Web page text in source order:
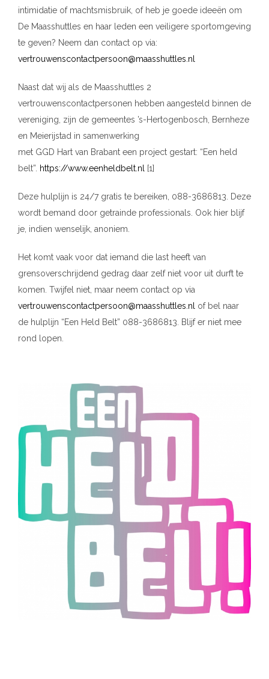
intimidatie of machtsmisbruik, of heb je goede ideeën om
De Maasshuttles en haar leden een veiligere sportomgeving
te geven? Neem dan contact op via:
vertrouwenscontactpersoon@maasshuttles.nl
Naast dat wij als de Maasshuttles 2
vertrouwenscontactpersonen hebben aangesteld binnen de
vereniging, zijn de gemeentes ’s-Hertogenbosch, Bernheze
en Meierijstad in samenwerking
met GGD Hart van Brabant een project gestart: “Een held
belt”. https://www.eenheldbelt.nl [1]
Deze hulplijn is 24/7 gratis te bereiken, 088-3686813. Deze
wordt bemand door getrainde professionals. Ook hier blijf
je, indien wenselijk, anoniem.
Het komt vaak voor dat iemand die last heeft van
grensoverschrijdend gedrag daar zelf niet voor uit durft te
komen. Twijfel niet, maar neem contact op via
vertrouwenscontactpersoon@maasshuttles.nl
of bel naar
de hulplijn “Een Held Belt” 088-3686813. Blijf er niet mee
rond lopen.